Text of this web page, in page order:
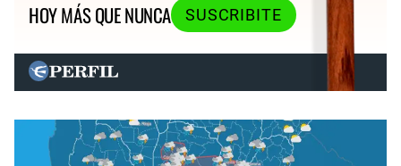
HOY MÁS QUE NUNCA
SUSCRIBITE